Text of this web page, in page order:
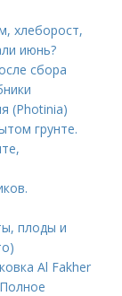
хлеборост,
июнь?
сбора
(Photinia)
грунте.
плоды и
Al Fakher